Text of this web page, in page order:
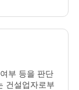
부 등을 판단
건설업자로부